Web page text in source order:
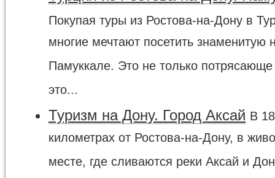
Покупая туры из Ростова-на-Дону в
многие мечтают посетить знаменитую
Памуккале. Это не только потрясающе
это...
Туризм на Дону. Город Аксай В 18
километрах от Ростова-на-Дону, в
месте, где сливаются реки Аксай и